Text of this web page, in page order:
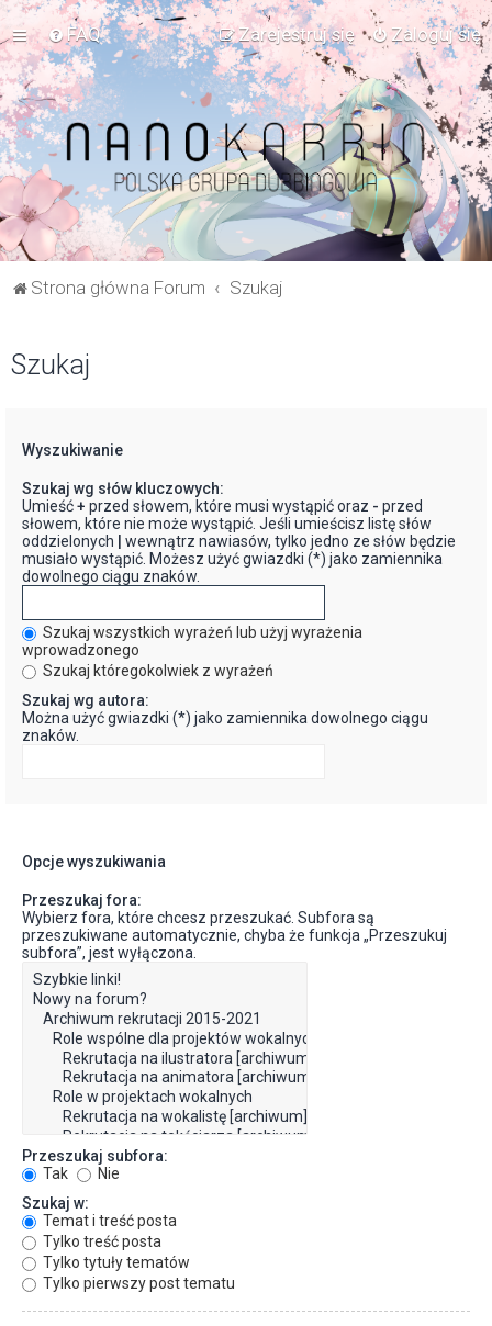
FAQ Zaloguj się
Zarejestruj się
Strona główna Forum Szukaj
Szukaj
Wyszukiwanie
Szukaj wg słów kluczowych:
Umieść+ przed słowem, które musi wystąpić oraz - przed
słowem, które nie może wystąpić. Jeśli umieścisz listę słów
oddzielonych
wewnątrz nawiasów, tylko jedno ze słów będzie
musiało wystąpić. Możesz użyć gwiazdki (*) jako zamiennika
dowolnego ciągu znaków.
Szukaj wszystkich wyrażeń lub użyj wyrażenia
wprowadzonego
Szukaj któregokolwiek z wyrażeń
Szukaj wg autora:
Można użyć gwiazdki (*) jako zamiennika dowolnego ciągu
znaków.
Opcje wyszukiwania
Przeszukaj fora:
Wybierz fora, które chcesz przeszukać. Subfora są
przeszukiwane automatycznie, chyba że funkcja „Przeszukuj
subfora”, jest wyłączona.
Przeszukaj subfora:
Tak
Nie
Szukaj w:
Temat i treść posta
Tylko treść posta
Tylko tytuły tematów
Tylko pierwszy post tematu